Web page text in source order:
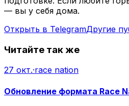
— вы у себя дома.
Открыть в TelegramДругие
Читайте так же
27 окт.·race nation
Обновление формата Race